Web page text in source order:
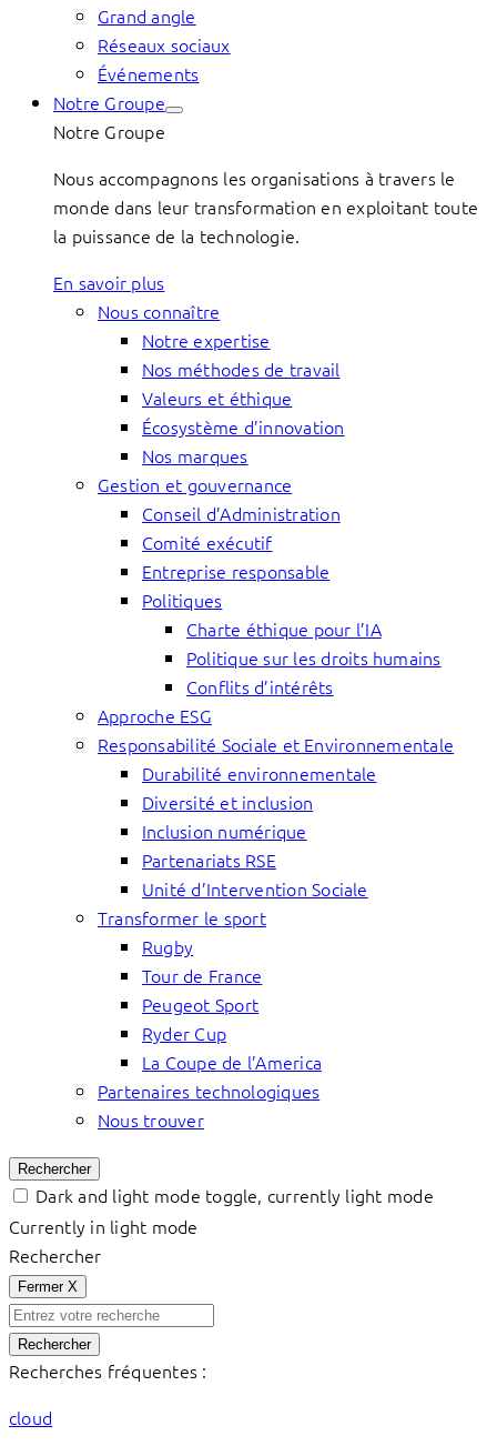
Grand angle
Réseaux sociaux
Événements
Notre Groupe
Notre Groupe
Nous accompagnons les organisations à travers le
monde dans leur transformation en exploitant toute
la puissance de la technologie.
En savoir plus
Nous connaître
Notre expertise
Nos méthodes de travail
Valeurs et éthique
Écosystème d’innovation
Nos marques
Gestion et gouvernance
Conseil d’Administration
Comité exécutif
Entreprise responsable
Politiques
Charte éthique pour l’IA
Politique sur les droits humains
Conflits d’intérêts
Approche ESG
Responsabilité Sociale et Environnementale
Durabilité environnementale
Diversité et inclusion
Inclusion numérique
Partenariats RSE
Unité d’Intervention Sociale
Transformer le sport
Rugby
Tour de France
Peugeot Sport
Ryder Cup
La Coupe de l’America
Partenaires technologiques
Nous trouver
Rechercher
Dark and light mode toggle, currently light mode
Currently in light mode
Rechercher
Fermer X
Rechercher
Recherches fréquentes :
cloud